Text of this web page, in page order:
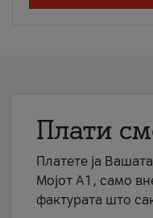
Плати
Платете ја
Мојот А1, само
фактурата што